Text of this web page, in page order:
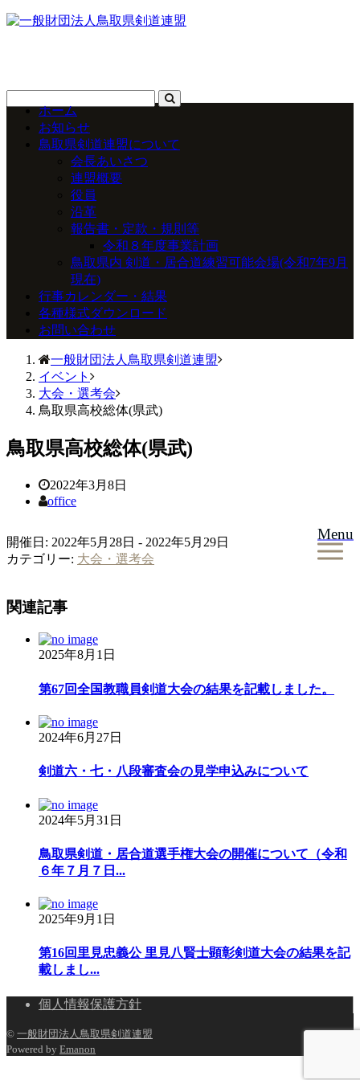
Menu
ホーム
お知らせ
鳥取県剣道連盟について
会長あいさつ
連盟概要
役員
沿革
報告書・定款・規則等
令和８年度事業計画
鳥取県内 剣道・居合道練習可能会場(令和7年9月
現在)
行事カレンダー・結果
各種様式ダウンロード
お問い合わせ
一般財団法人鳥取県剣道連盟
イベント
大会・選考会
鳥取県高校総体(県武)
鳥取県高校総体(県武)
2022年3月8日
office
開催日: 2022年5月28日 - 2022年5月29日
カテゴリー: 大会・選考会
関連記事
2025年8月1日
第67回全国教職員剣道大会の結果を記載しました。
2024年6月27日
剣道六・七・八段審査会の見学申込みについて
2024年5月31日
鳥取県剣道・居合道選手権大会の開催について（令和
６年７月７日...
2025年9月1日
第16回里見忠義公 里見八賢士顕彰剣道大会の結果を記
載しまし...
個人情報保護方針
© 一般財団法人鳥取県剣道連盟
Powered by Emanon